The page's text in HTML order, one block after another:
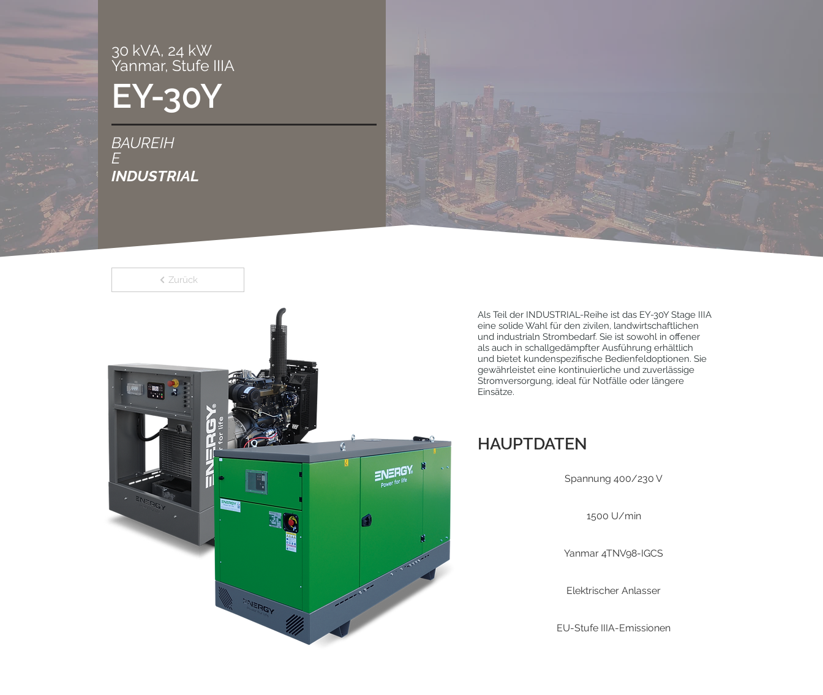
30 kVA, 24 kW
Yanmar, Stufe IIIA
EY-30Y
BAUREIH
E
INDUSTRIAL
Zurück
Als Teil der INDUSTRIAL-Reihe ist das EY-30Y Stage IIIA
eine solide Wahl für den zivilen, landwirtschaftlichen
und industrialn Strombedarf. Sie ist sowohl in offener
als auch in schallgedämpfter Ausführung erhältlich
und bietet kundenspezifische Bedienfeldoptionen. Sie
gewährleistet eine kontinuierliche und zuverlässige
Stromversorgung, ideal für Notfälle oder längere
Einsätze.
HAUPTDATEN
Spannung 400/230 V
1500 U/min
Yanmar 4TNV98-IGCS
Elektrischer Anlasser
EU-Stufe IIIA-Emissionen